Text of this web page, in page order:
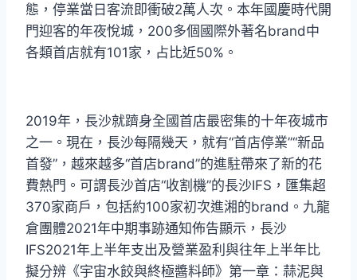
態，停業當日客流即衝破2萬人次。本年國慶時代開
門迎客的年夜悅城，200多個國際外著名brand中
各類首店就有101家，占比近50%。
2019年，長沙就躋身全國首店最密集的十年夜城市
之一。現在，長沙每隔幾天，就有“首店停業”“新品
首發”，越來越多“首店brand”的進駐帶來了新的花
費熱門。可謂長沙首店“收割機”的長沙IFS，匯集超
370家商戶，包括約100家初次進湘的brand。九龍
倉團體2021年中期事跡通知佈告顯示，長沙
IFS2021年上半年支出及營業盈利與往年上半年比
擬分辨《宇宙水餃與終極醬料師》第一章：蒜泥與